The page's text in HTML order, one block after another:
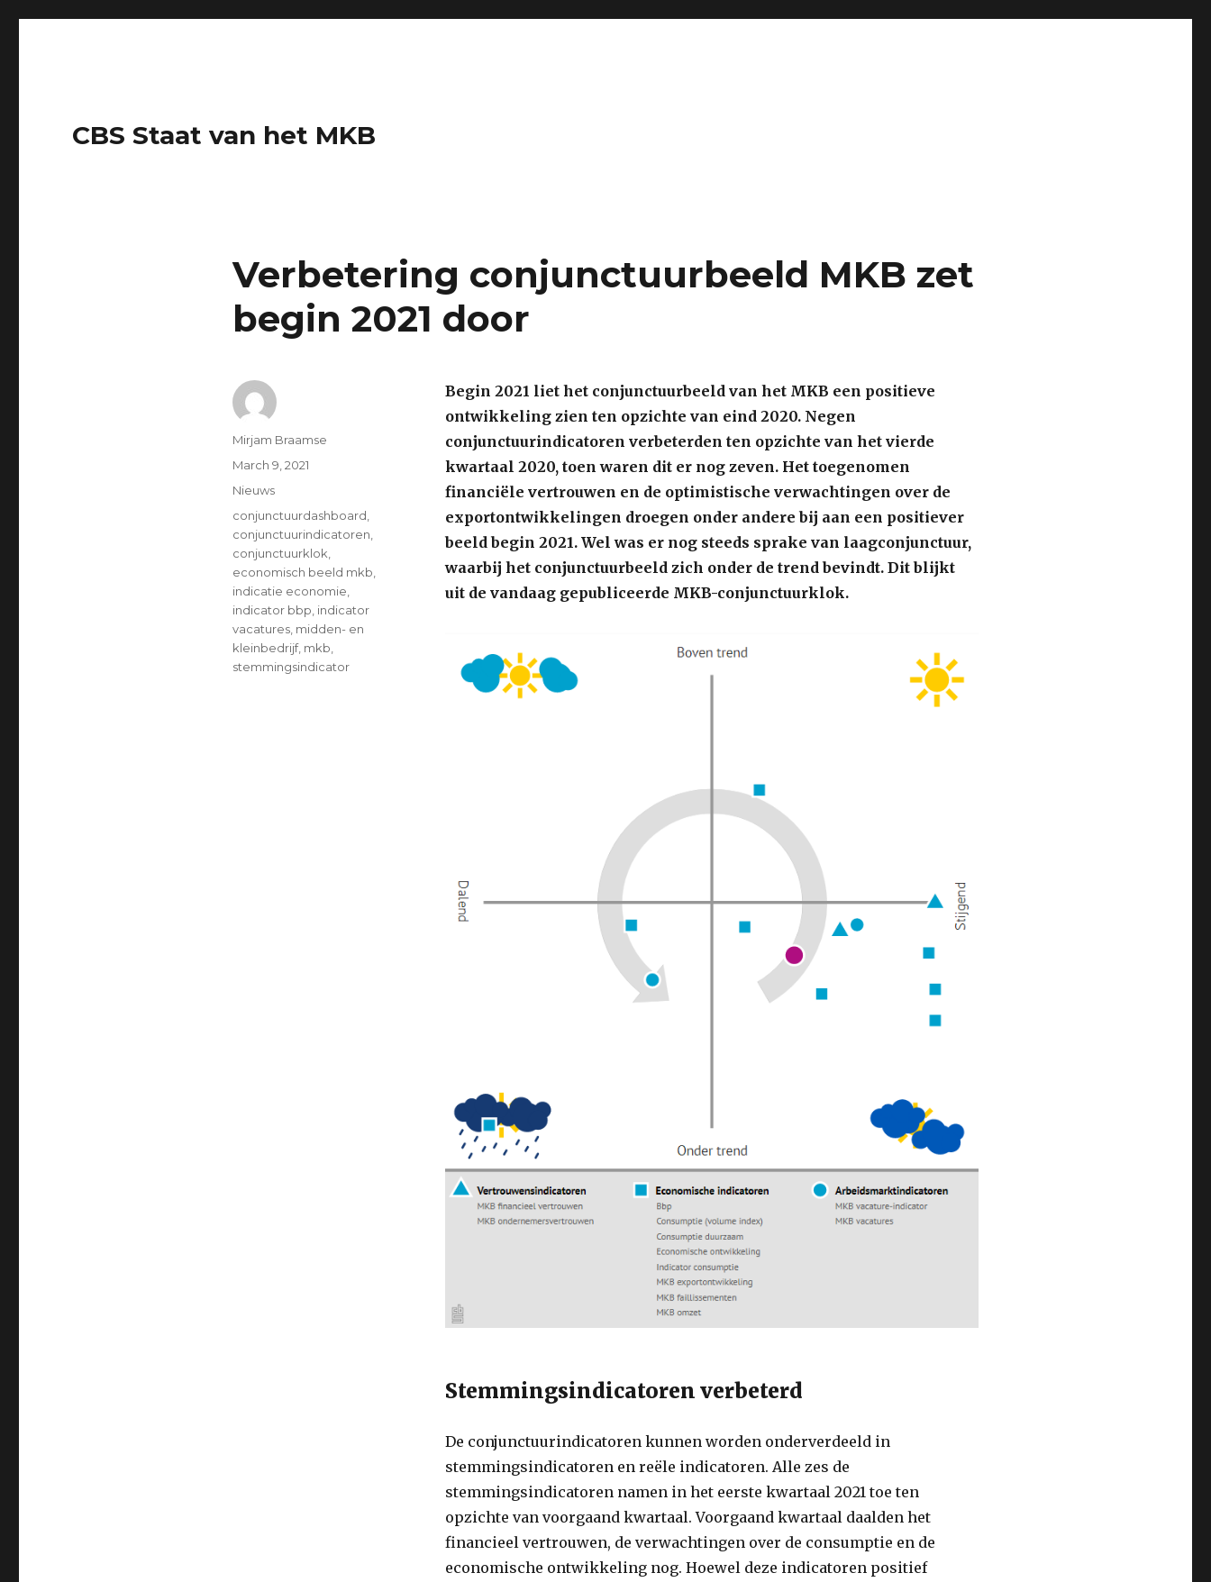
CBS Staat van het MKB
Verbetering conjunctuurbeeld MKB zet
begin 2021 door
Begin 2021 liet het conjunctuurbeeld van het MKB een positieve
ontwikkeling zien ten opzichte van eind 2020. Negen
conjunctuurindicatoren verbeterden ten opzichte van het vierde
kwartaal 2020, toen waren dit er nog zeven. Het toegenomen
financiële vertrouwen en de optimistische verwachtingen over de
exportontwikkelingen droegen onder andere bij aan een positiever
beeld begin 2021. Wel was er nog steeds sprake van laagconjunctuur,
waarbij het conjunctuurbeeld zich onder de trend bevindt. Dit blijkt
uit de vandaag gepubliceerde MKB-conjunctuurklok.
Stemmingsindicatoren verbeterd
De conjunctuurindicatoren kunnen worden onderverdeeld in
stemmingsindicatoren en reële indicatoren. Alle zes de
stemmingsindicatoren namen in het eerste kwartaal 2021 toe ten
opzichte van voorgaand kwartaal. Voorgaand kwartaal daalden het
financieel vertrouwen, de verwachtingen over de consumptie en de
economische ontwikkeling nog. Hoewel deze indicatoren positief
Author
Mirjam Braamse
Posted
on
March 9, 2021
Categories
Nieuws
Tags
conjunctuurdashboard
conjunctuurindicatoren
conjunctuurklok
economisch beeld mkb
indicatie economie
indicator bbp indicator
vacatures, midden- en
kleinbedrijf, mkb
stemmingsindicator